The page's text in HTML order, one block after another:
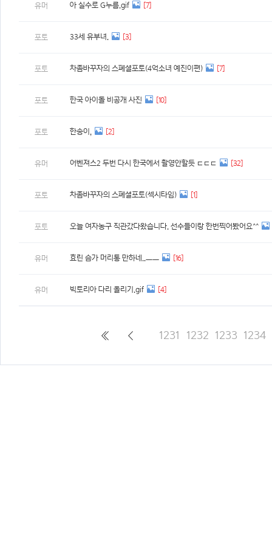
유머 아 실수로 G누름.gif [7]
포토 33세 유부녀. [3]
포토 차좀바꾸자의 스폐셜포토(4억소녀 예진이편) [7]
포토 한국 아이돌 비공개 사진 [10]
포토 한송이, [2]
유머 어벤져스2 두번 다시 한국에서 촬영안할듯 ㄷㄷㄷ [32]
포토 차좀바꾸자의 스폐셜포토(섹시타임) [1]
포토 오늘 여자농구 직관갔다왔습니다. 선수들이랑 한번찍어봤어요^^
유머 효린 슴가 머리통 만하네..ㅡㅡ [16]
유머 빅토리아 다리 올리기.gif [4]
1231 1232 1233 1234